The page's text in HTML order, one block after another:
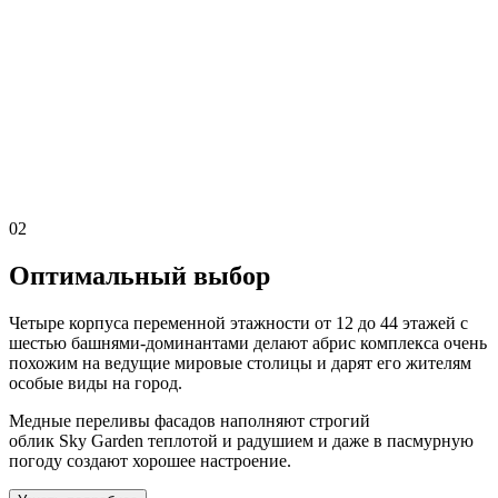
02
Оптимальный выбор
Четыре корпуса переменной этажности от 12 до 44 этажей с
шестью башнями-доминантами делают абрис комплекса очень
похожим на ведущие мировые столицы и дарят его жителям
особые виды на город.
Медные переливы фасадов наполняют строгий
облик Sky Garden теплотой и радушием и даже в пасмурную
погоду создают хорошее настроение.